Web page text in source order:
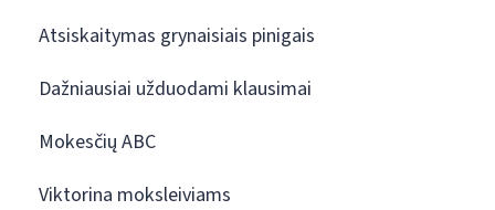
Atsiskaitymas grynaisiais pinigais
Dažniausiai užduodami klausimai
Mokesčių ABC
Viktorina moksleiviams